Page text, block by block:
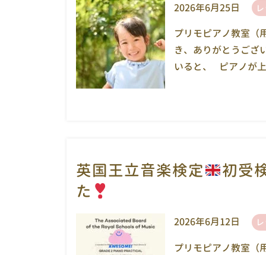
2026年6月25日
プリモピアノ教室（
き、ありがとうござ
いると、 ピアノが
英国王立音楽検定
初受
た
2026年6月12日
プリモピアノ教室（